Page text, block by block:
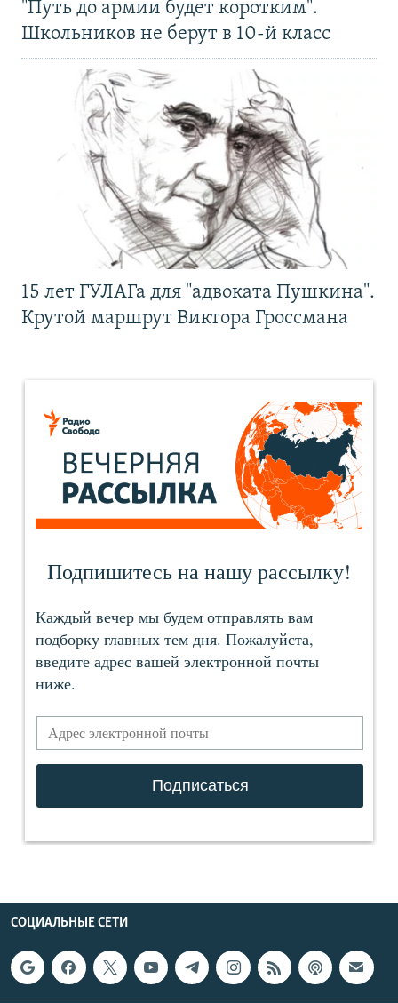
"Путь до армии будет коротким".
Школьников не берут в 10-й класс
15 лет ГУЛАГа для "адвоката Пушкина".
Крутой маршрут Виктора Гроссмана
СОЦИАЛЬНЫЕ СЕТИ